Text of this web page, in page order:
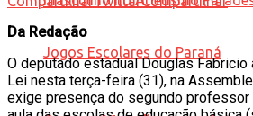
Da Redação
O deputado estadual Douglas
Lei nesta terça-feira (31), na
exige presença do segundo professor